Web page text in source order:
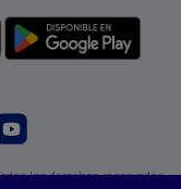
los derechos reservados